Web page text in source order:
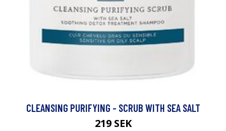
CLEANSING PURIFYING - SCRUB WITH SEA SALT
219 SEK